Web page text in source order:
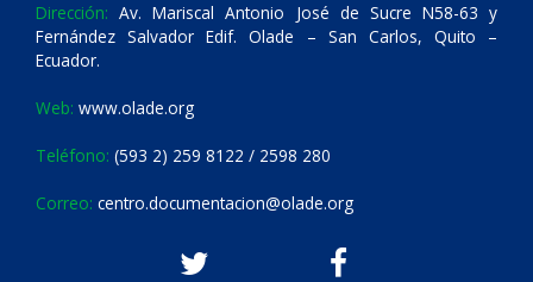
Dirección: Av. Mariscal Antonio José de Sucre N58-63 y
Fernández Salvador Edif. Olade – San Carlos, Quito –
Ecuador.
Web: www.olade.org
Teléfono: (593 2) 259 8122 / 2598 280
Correo: centro.documentacion@olade.org